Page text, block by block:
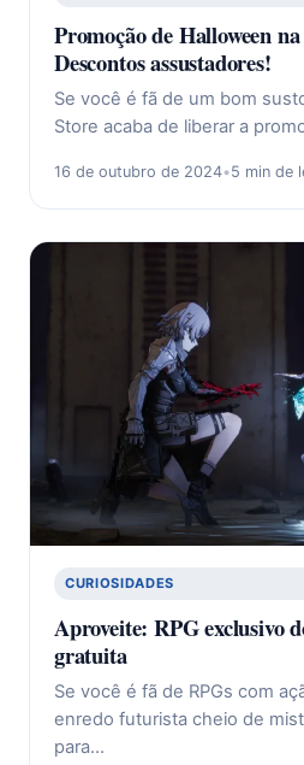
Promoção de Halloween
Descontos assustadores!
Se você é fã de um bom
Store acaba de liberar a
16 de outubro de 2024•5 min de
CURIOSIDADES
Aproveite: RPG exclusivo
gratuita
Se você é fã de RPGs com
enredo futurista cheio de
para…